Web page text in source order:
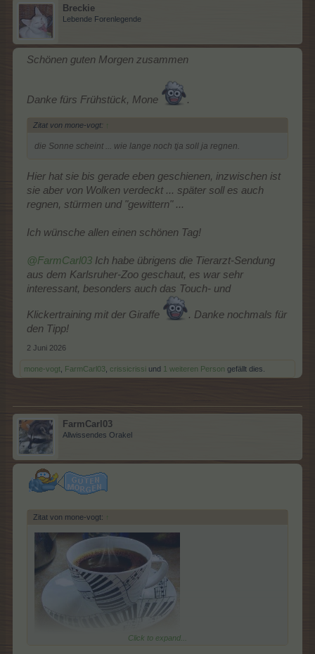
Breckie
Lebende Forenlegende
Schönen guten Morgen zusammen
Danke fürs Frühstück, Mone .
Zitat von mone-vogt: ↑
die Sonne scheint ... wie lange noch tja soll ja regnen.
Hier hat sie bis gerade eben geschienen, inzwischen ist
sie aber von Wolken verdeckt ... später soll es auch
regnen, stürmen und "gewittern" ...
Ich wünsche allen einen schönen Tag!
@FarmCarl03 Ich habe übrigens die Tierarzt-Sendung
aus dem Karlsruher-Zoo geschaut, es war sehr
interessant, besonders auch das Touch- und
Klickertraining mit der Giraffe
. Danke nochmals für
den Tipp!
2 Juni 2026
mone-vogt, FarmCarl03, crissicrissi und 1 weiteren Person gefällt dies.
FarmCarl03
Allwissendes Orakel
Zitat von mone-vogt: ↑
Click to expand...